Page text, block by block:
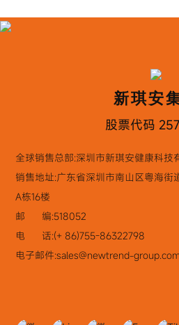
新琪安
股票代码
全球销售总部:深圳市新琪安健康科技
销售地址:广东省深圳市南山区粤海街
A栋16楼
邮 编:518052
电 话:(+ 86)755-86322798
电子邮件:sales@newtrend-